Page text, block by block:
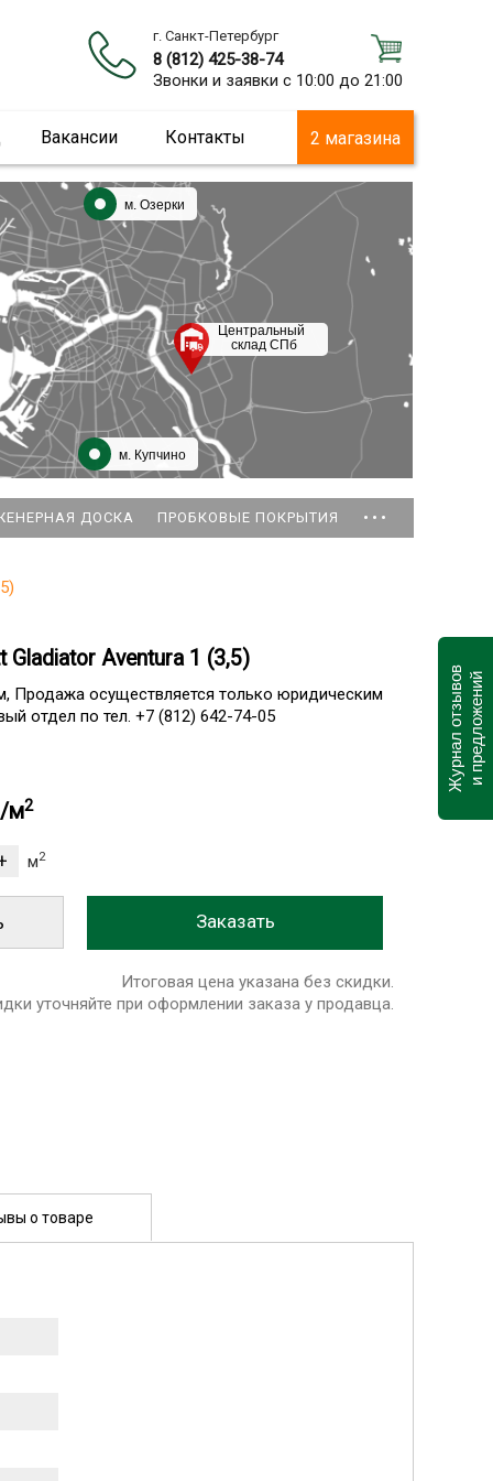
г. Санкт-Петербург
8 (812) 425-38-74
Звонки и заявки с 10:00 до 21:00
Вакансии Контакты 2 магазина
м. Озерки
м. Купчино
Центральный
склад СПб
ДОСКА ПРОБКОВЫЕ ПОКРЫТИЯ ...
Aventura 1 (3,5)
Продажа осуществляется только юридическим
отдел по тел. +7 (812) 642-74-05
м2
м2
Итоговая цена указана без скидки.
уточняйте при оформлении заказа у продавца.
о товаре
Журнал отзывови предложений